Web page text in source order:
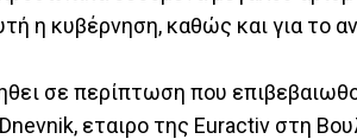
η κυβέρνηση, καθώς και για το
σε περίπτωση που
εταιρο της Euractiv στη